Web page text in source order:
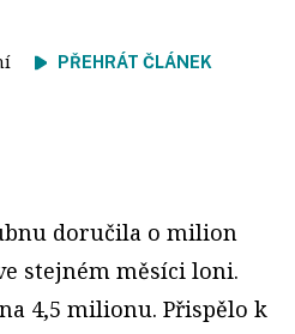
PŘEHRÁT ČLÁNEK
doručila o milion
stejném měsíci loni.
4,5 milionu. Přispělo k